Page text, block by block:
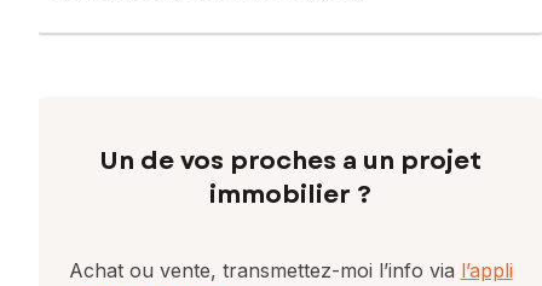
Un de vos proches a un projet
immobilier ?
Achat ou vente, transmettez-moi l’info via l’appli